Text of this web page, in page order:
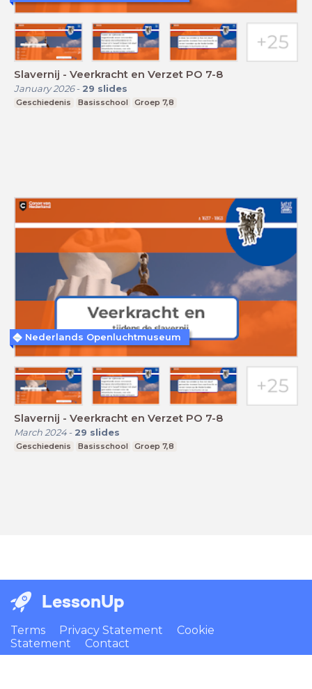
Slavernij - Veerkracht en Verzet PO 7-8
January 2026- 29 slides
Geschiedenis Basisschool Groep 7,8
Slavernij - Veerkracht en Verzet PO 7-8
March 2024- 29 slides
Geschiedenis Basisschool Groep 7,8
Nederlands Openluchtmuseum
LessonUp
Terms Privacy Statement
Cookie
Statement
Contact